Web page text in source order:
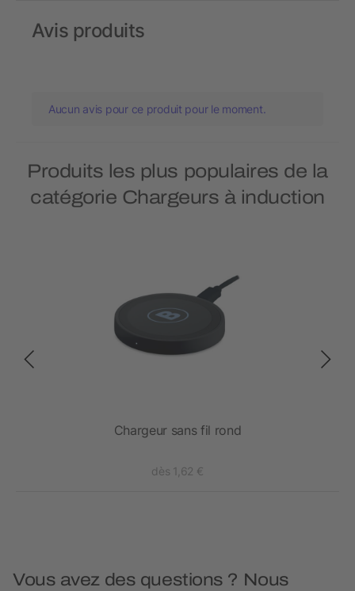
Avis produits
Aucun avis pour ce produit pour le moment.
Produits les plus populaires de la
catégorie Chargeurs à induction
Chargeur sans fil rond
dès 1,62 €
Vous avez des questions ? Nous